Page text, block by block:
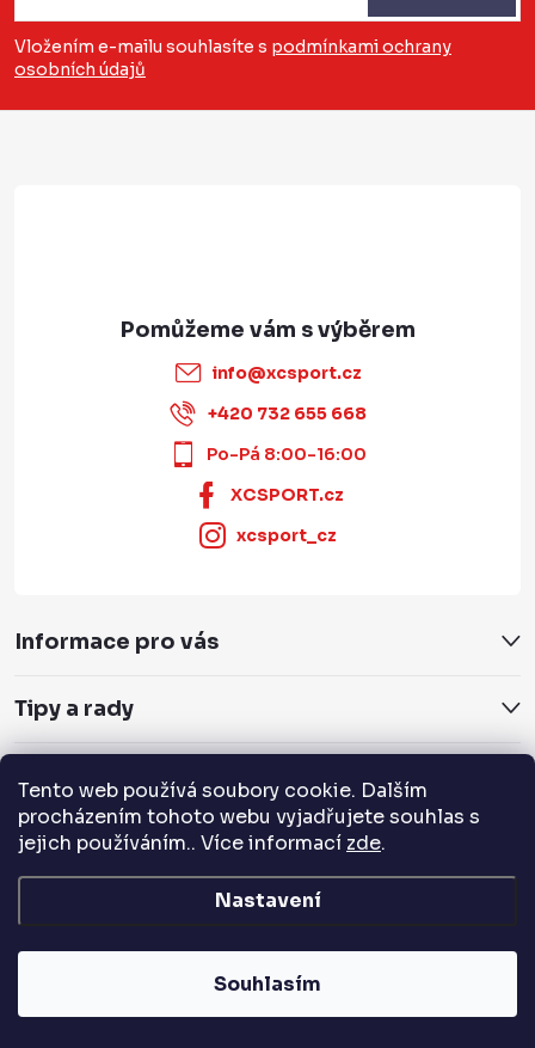
Tento web používá soubory cookie. Dalším
procházením tohoto webu vyjadřujete souhlas s
jejich používáním.. Více informací zde.
Nastavení
Souhlasím
aVložením e-mailu souhlasíte s podmínkami ochrany
osobních údajů
info@xcsport.cz
+420 732 655 668
Po-Pá 8:00-16:00
XCSPORT.cz
xcsport_cz
Informace pro vás
Tipy a rady
Servis a služby
Přijímáme online platby